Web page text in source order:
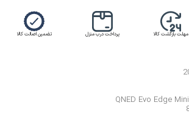
مهلت بازگشت کالا پرداخت درب منزل تضمین اصالت کالا